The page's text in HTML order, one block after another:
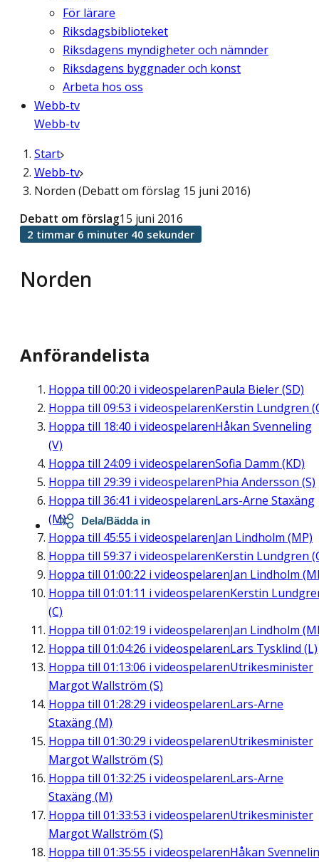
För lärare
Riksdagsbiblioteket
Riksdagens myndigheter och nämnder
Riksdagens byggnader och konst
Arbeta hos oss
Webb-tv
Webb-tv
Start
Webb-tv
Norden (Debatt om förslag 15 juni 2016)
Norden
Debatt om förslag15 juni 2016
2 timmar 6 minuter 40 sekunder
Anförandelista
Hoppa till 00:20 i videospelarenPaula Bieler (SD)
Hoppa till 09:53 i videospelarenKerstin Lundgren
Hoppa till 18:40 i videospelarenHåkan Svenneling
(V)
Hoppa till 24:09 i videospelarenSofia Damm (KD)
Hoppa till 29:39 i videospelarenPhia Andersson (S)
Hoppa till 36:41 i videospelarenLars-Arne Staxäng
(M)
Hoppa till 45:55 i videospelarenJan Lindholm (MP)
Hoppa till 59:37 i videospelarenKerstin Lundgren
Hoppa till 01:00:22 i videospelarenJan Lindholm
Hoppa till 01:01:11 i videospelarenKerstin
(C)
Hoppa till 01:02:19 i videospelarenJan Lindholm
Hoppa till 01:04:26 i videospelarenLars Tysklind (L)
Hoppa till 01:13:06 i videospelarenUtrikesminister
Margot Wallström (S)
Hoppa till 01:28:29 i videospelarenLars-Arne
Staxäng (M)
Hoppa till 01:30:29 i videospelarenUtrikesminister
Margot Wallström (S)
Hoppa till 01:32:25 i videospelarenLars-Arne
Staxäng (M)
Hoppa till 01:33:53 i videospelarenUtrikesminister
Margot Wallström (S)
Hoppa till 01:35:55 i videospelarenHåkan
Dela/Bädda in